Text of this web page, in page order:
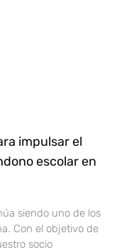
impulsar el
escolar en
siendo uno de los
Con el objetivo de
socio